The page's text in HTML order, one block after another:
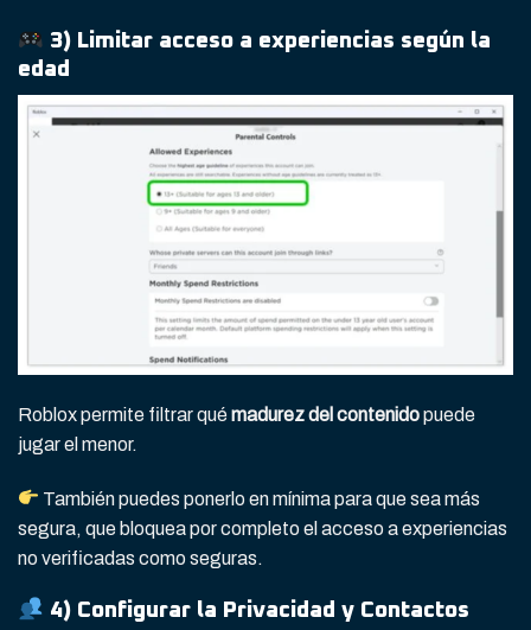
3) Limitar acceso a experiencias según la
edad
Roblox permite filtrar quémadurez del contenidopuede
jugar el menor.
También puedes ponerlo en mínima para que sea más
segura, que bloquea por completo el acceso a experiencias
no verificadas como seguras.
4) Configurar la Privacidad y Contactos